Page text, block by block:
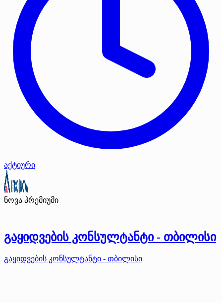
აქტიური
ნოვა პრემიუმი
გაყიდვების კონსულტანტი - თბილისი
გაყიდვების კონსულტანტი - თბილისი